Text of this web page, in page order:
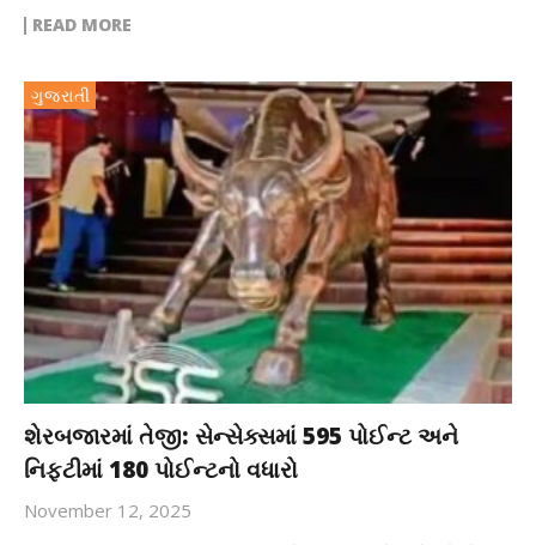
READ MORE
ગુજરાતી
શેરબજારમાં તેજી: સેન્સેક્સમાં 595 પોઈન્ટ અને
નિફ્ટીમાં 180 પોઈન્ટનો વધારો
November 12, 2025